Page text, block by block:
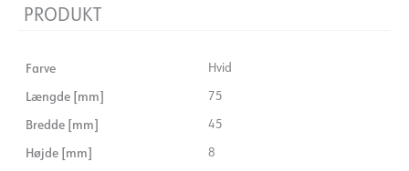
PRODUKT
Farve Hvid
Længde [mm] 75
Bredde [mm] 45
Højde [mm] 8